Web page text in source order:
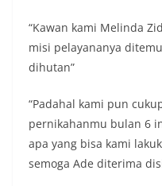
“Kawan kami Melinda
misi pelayananya
dihutan”
“Padahal kami pun
pernikahanmu bulan 6
apa yang bisa kami
semoga Ade diterima